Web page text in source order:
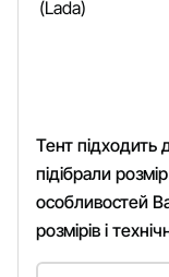
Тент підходить
підібрали
особливостей
розмірів і